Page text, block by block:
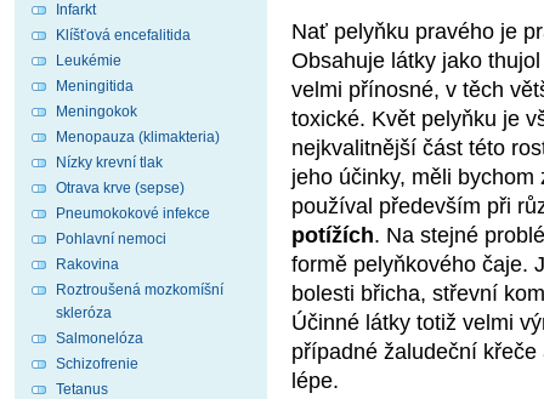
Nať pelyňku pravého je
Obsahuje látky jako
velmi přínosné, v těch
toxické. Květ pelyňku je
nejkvalitnější část této
jeho účinky, měli
používal především při
potížích. Na stejné
formě pelyňkového čaje.
bolesti břicha, střevní
Účinné látky totiž velmi
případné žaludeční
lépe.
Infarkt
Klíšťová encefalitida
Leukémie
Meningitida
Meningokok
Menopauza (klimakteria)
Nízky krevní tlak
Otrava krve (sepse)
Pneumokokové infekce
Pohlavní nemoci
Rakovina
Roztroušená mozkomíšní
skleróza
Salmonelóza
Schizofrenie
Tetanus